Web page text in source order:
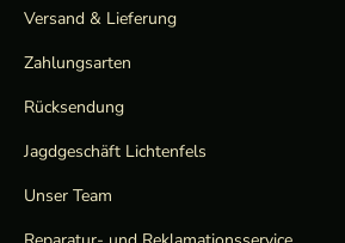
Versand & Lieferung
Zahlungsarten
Rücksendung
Jagdgeschäft Lichtenfels
Unser Team